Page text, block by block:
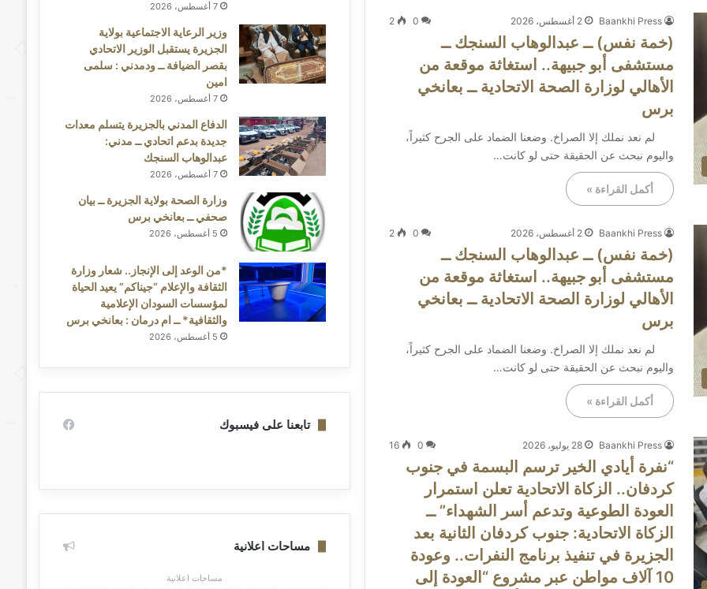
Baankhi Press 2 أغسطس، 2026 0
2
(خمة نفس) ــ عبدالوهاب السنجك ــ
مستشفى أبو جبيهة.. استغاثة موقعة من
الأهالي لوزارة الصحة الاتحادية ــ بعانخي
برس
لم نعد نملك إلا الصراخ. وضعنا الضماد على الجرح كثيراً،
واليوم نبحث عن الحقيقة حتى لو كانت…
أكمل القراءة »
Baankhi Press 2 أغسطس، 2026 0
2
(خمة نفس) ــ عبدالوهاب السنجك ــ
مستشفى أبو جبيهة.. استغاثة موقعة من
الأهالي لوزارة الصحة الاتحادية ــ بعانخي
برس
لم نعد نملك إلا الصراخ. وضعنا الضماد على الجرح كثيراً،
واليوم نبحث عن الحقيقة حتى لو كانت…
أكمل القراءة »
Baankhi Press 28 يوليو، 2026 0
16
“نفرة أيادي الخير ترسم البسمة في جنوب
كردفان.. الزكاة الاتحادية تعلن استمرار
العودة الطوعية وتدعم أسر الشهداء” ــ
الزكاة الاتحادية: جنوب كردفان الثانية بعد
الجزيرة في تنفيذ برنامج النفرات.. وعودة
10 آلاف مواطن عبر مشروع “العودة إلى
7 أغسطس، 2026
وزير الرعاية الاجتماعية بولاية
الجزيرة يستقبل الوزير الاتحادي
بقصر الضيافة ــ ودمدني : سلمى
امين
7 أغسطس، 2026
الدفاع المدني بالجزيرة يتسلم معدات
جديدة بدعم اتحادي ــ مدني:
عبدالوهاب السنجك
7 أغسطس، 2026
وزارة الصحة بولاية الجزيرة ــ بيان
صحفي ــ بعانخي برس
5 أغسطس، 2026
*من الوعد إلى الإنجاز.. شعار وزارة
الثقافة والإعلام “جيناكم” يعيد الحياة
لمؤسسات السودان الإعلامية
والثقافية* ــ ام درمان : بعانخي برس
5 أغسطس، 2026
تابعنا على فيسبوك
مساحات اعلانية
مساحات اعلانية